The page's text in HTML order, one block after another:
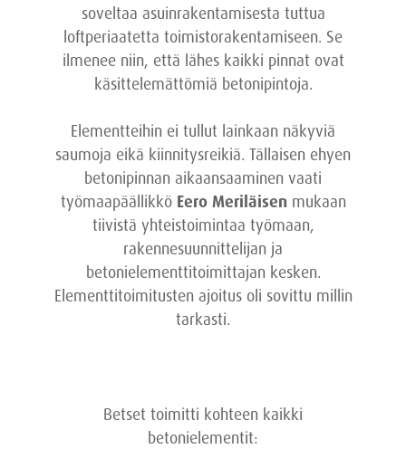
soveltaa asuinrakentamisesta tuttua
loftperiaatetta toimistorakentamiseen. Se
ilmenee niin, että lähes kaikki pinnat ovat
käsittelemättömiä betonipintoja.
Elementteihin ei tullut lainkaan näkyviä
saumoja eikä kiinnitysreikiä. Tällaisen ehyen
betonipinnan aikaansaaminen vaati
työmaapäällikkö Eero Meriläisen mukaan
tiivistä yhteistoimintaa työmaan,
rakennesuunnittelijan ja
betonielementtitoimittajan kesken.
Elementtitoimitusten ajoitus oli sovittu millin
tarkasti.
Betset toimitti kohteen kaikki
betonielementit: